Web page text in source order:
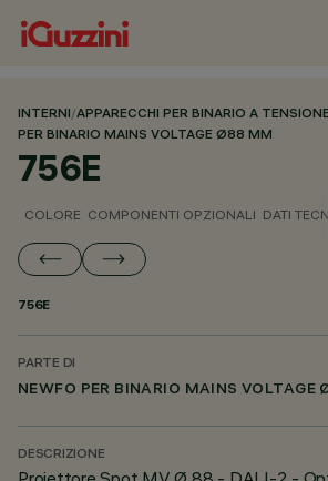
INTERNI/APPARECCHI PER BINARIO A
PER BINARIO MAINS VOLTAGE Ø88 MM
756E
COLORE COMPONENTI OPZIONALI DATI
756E
PARTE DI
NEWFO PER BINARIO MAINS VOLTAGE
DESCRIZIONE